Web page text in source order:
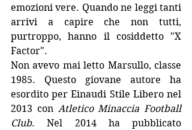
emozioni vere. Quando ne leggi tanti
arrivi a capire che non tutti,
purtroppo, hanno il cosiddetto "X
Factor".
Non avevo mai letto Marsullo, classe
1985. Questo giovane autore ha
esordito per Einaudi Stile Libero nel
2013 con Atletico Minaccia Football
Club